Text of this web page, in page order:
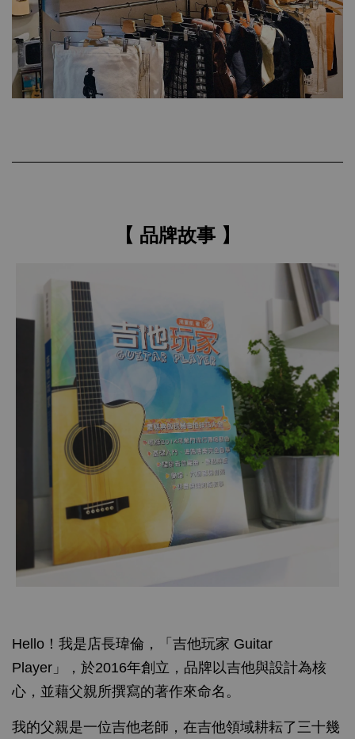
【 品牌故事 】
Hello！我是店長瑋倫，「吉他玩家 Guitar
Player」，於2016年創立，品牌以吉他與設計為核
心，並藉父親所撰寫的著作來命名。
我的父親是一位吉他老師，在吉他領域耕耘了三十幾